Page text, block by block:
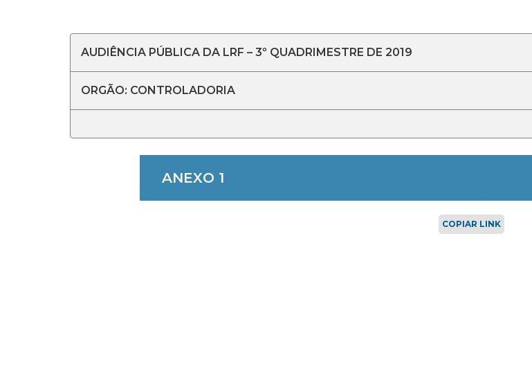
AUDIÊNCIA PÚBLICA DA LRF – 3º QUADRIMESTRE DE 2019
ORGÃO: CONTROLADORIA
ANEXO 1
COPIAR LINK